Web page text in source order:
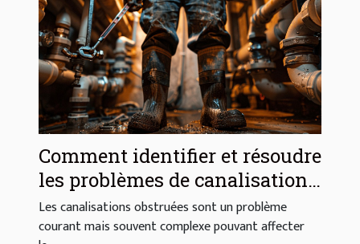
Comment identifier et résoudre
les problèmes de canalisations
obstruées
Les canalisations obstruées sont un problème
courant mais souvent complexe pouvant affecter